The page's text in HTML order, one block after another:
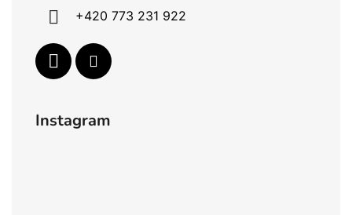
+420 773 231 922
Instagram